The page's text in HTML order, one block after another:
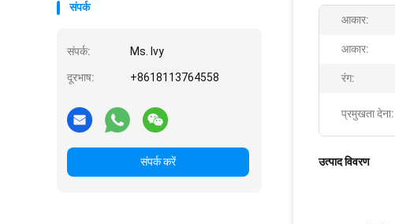
संपर्क
संपर्क: Ms. Ivy
दूरभाष: +8618113764558
संपर्क करें
आकार:
आकार:
रंग:
प्रमुखता देना:
उत्पाद विवरण